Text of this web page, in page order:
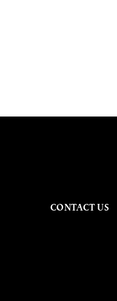
CONTACT US